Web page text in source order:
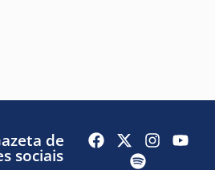
de
sociais